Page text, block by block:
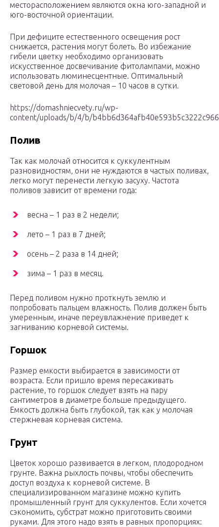
месторасположением являются окна юго-западной и
юго-восточной ориентации.
При дефиците естественного освещения рост
снижается, растения могут болеть. Во избежание
гибели цветку необходимо организовать
искусственное досвечивание фитолампами, можно
использовать люминесцентные. Оптимальный
световой день для молочая – 10 часов в сутки.
https://domashniecvety.ru/wp-
content/uploads/b/4/b/
Полив
Так как молочай относится к суккулентным
разновидностям, они не нуждаются в частых поливах,
легко могут перенести легкую засуху. Частота
поливов зависит от времени года:
весна – 1 раз в 2 недели;
лето – 1 раз в 7 дней;
осень – 2 раза в 14 дней;
зима – 1 раз в месяц.
Перед поливом нужно проткнуть землю и
попробовать пальцем влажность. Полив должен быть
умеренным, иначе переувлажнение приведет к
загниванию корневой системы.
Горшок
Размер емкости выбирается в зависимости от
возраста. Если пришло время пересаживать
растение, то горшок следует взять на пару
сантиметров в диаметре больше предыдущего.
Емкость должна быть глубокой, так как у молочая
стержневая корневая система.
Грунт
Цветок хорошо развивается в легком, плодородном
грунте. Важна рыхлость почвы, чтобы обеспечить
доступ воздуха к корневой системе. В
специализированном магазине можно купить
промышленный грунт для суккулентов. Если хочется
сэкономить, субстрат можно приготовить своими
руками. Для этого надо взять в равных пропорциях: